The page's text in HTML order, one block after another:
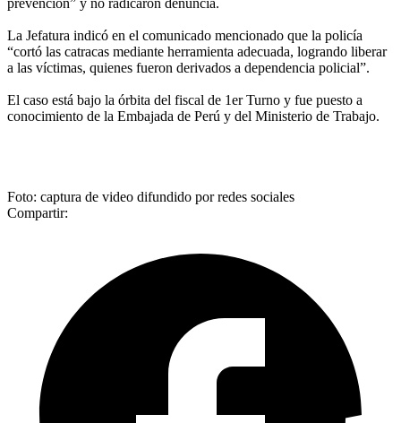
La Jefatura indicó en el comunicado mencionado que la policía
“cortó las catracas mediante herramienta adecuada, logrando liberar
a las víctimas, quienes fueron derivados a dependencia policial”.
El caso está bajo la órbita del fiscal de 1er Turno y fue puesto a
conocimiento de la Embajada de Perú y del Ministerio de Trabajo.
Foto: captura de video difundido por redes sociales
Compartir: